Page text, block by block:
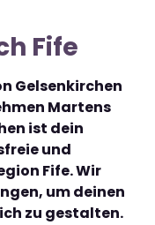
Fife
Gelsenkirchen
Martens
ist dein
und
Fife. Wir
um deinen
zu gestalten.